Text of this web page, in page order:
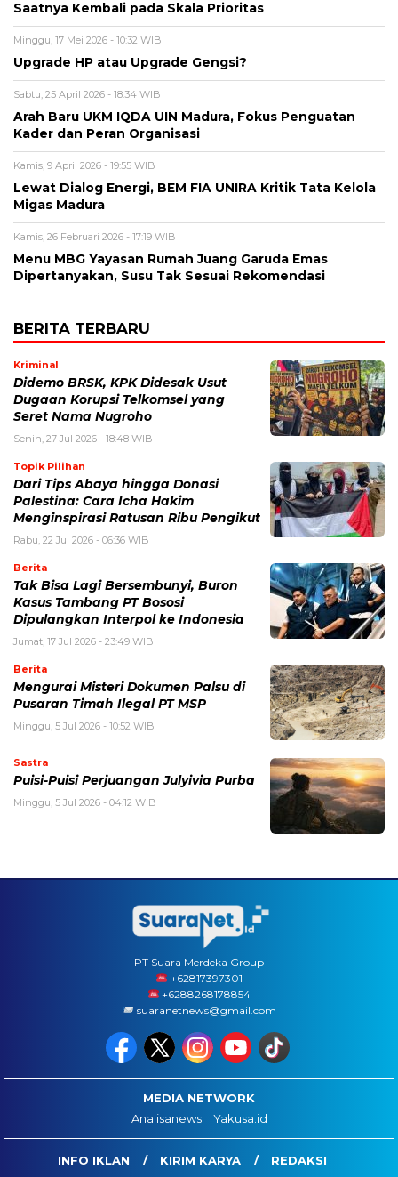
Saatnya Kembali pada Skala Prioritas
Minggu, 17 Mei 2026 - 10:32 WIB
Upgrade HP atau Upgrade Gengsi?
Sabtu, 25 April 2026 - 18:34 WIB
Arah Baru UKM IQDA UIN Madura, Fokus Penguatan
Kader dan Peran Organisasi
Kamis, 9 April 2026 - 19:55 WIB
Lewat Dialog Energi, BEM FIA UNIRA Kritik Tata Kelola
Migas Madura
Kamis, 26 Februari 2026 - 17:19 WIB
Menu MBG Yayasan Rumah Juang Garuda Emas
Dipertanyakan, Susu Tak Sesuai Rekomendasi
BERITA TERBARU
Kriminal
Didemo BRSK, KPK Didesak Usut
Dugaan Korupsi Telkomsel yang
Seret Nama Nugroho
Senin, 27 Jul 2026 - 18:48 WIB
Topik Pilihan
Dari Tips Abaya hingga Donasi
Palestina: Cara Icha Hakim
Menginspirasi Ratusan Ribu Pengikut
Rabu, 22 Jul 2026 - 06:36 WIB
Berita
Tak Bisa Lagi Bersembunyi, Buron
Kasus Tambang PT Bososi
Dipulangkan Interpol ke Indonesia
Jumat, 17 Jul 2026 - 23:49 WIB
Berita
Mengurai Misteri Dokumen Palsu di
Pusaran Timah Ilegal PT MSP
Minggu, 5 Jul 2026 - 10:52 WIB
Sastra
Puisi-Puisi Perjuangan Julyivia Purba
Minggu, 5 Jul 2026 - 04:12 WIB
PT Suara Merdeka Group
‪+62817397301
+6288268178854
suaranetnews@gmail.com
MEDIA NETWORK
Analisanews
Yakusa.id
INFO IKLAN KIRIM KARYA REDAKSI